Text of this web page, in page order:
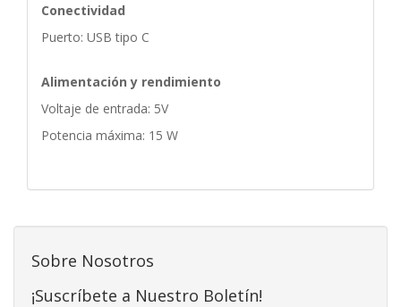
Conectividad
Puerto: USB tipo C
Alimentación y rendimiento
Voltaje de entrada: 5V
Potencia máxima: 15 W
Sobre Nosotros
¡Suscríbete a Nuestro Boletín!